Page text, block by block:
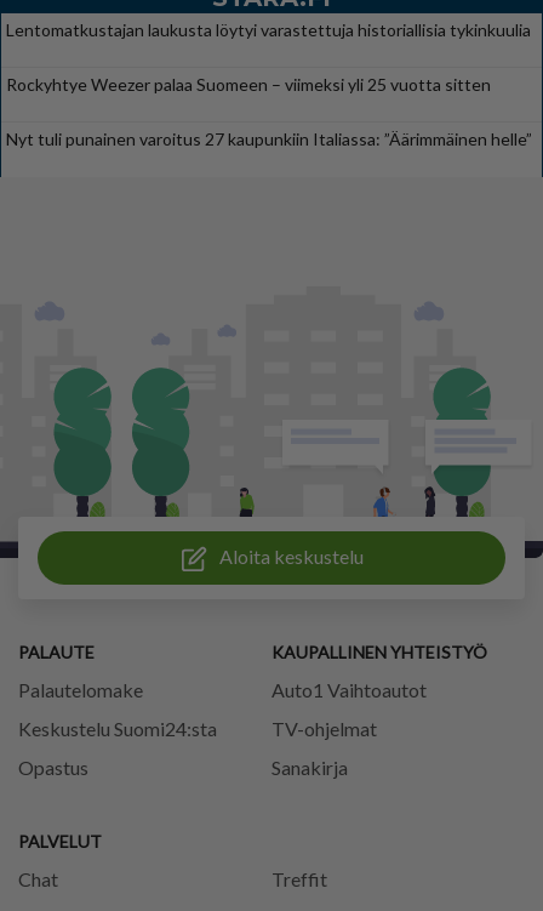
Lentomatkustajan laukusta löytyi varastettuja historiallisia tykinkuulia
Rockyhtye Weezer palaa Suomeen – viimeksi yli 25 vuotta sitten
Nyt tuli punainen varoitus 27 kaupunkiin Italiassa: ”Äärimmäinen helle”
Aloita keskustelu
PALAUTE
Palautelomake
Keskustelu Suomi24:sta
Opastus
PALVELUT
Chat
Treffit
KAUPALLINEN YHTEISTYÖ
Auto1 Vaihtoautot
TV-ohjelmat
Sanakirja